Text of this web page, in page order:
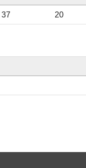
37 20